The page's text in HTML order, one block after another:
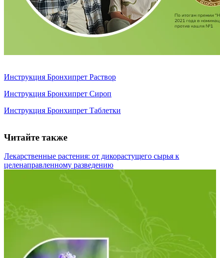
Инструкция Бронхипрет Раствор
Инструкция Бронхипрет Сироп
Инструкция Бронхипрет Таблетки
Читайте также
Лекарственные растения: от дикорастущего сырья к
целенаправленному разведению